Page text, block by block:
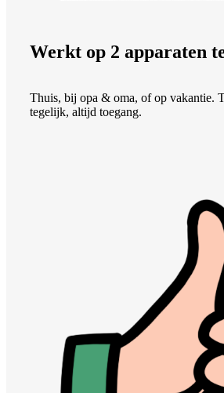
Werkt op 2 apparaten
Thuis, bij opa & oma, of op vakantie.
tegelijk, altijd toegang.